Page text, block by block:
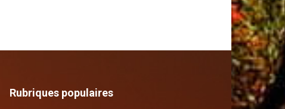
Rubriques populaires